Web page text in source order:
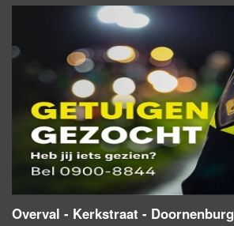
Overval - Kerkstraat - Doornenburg